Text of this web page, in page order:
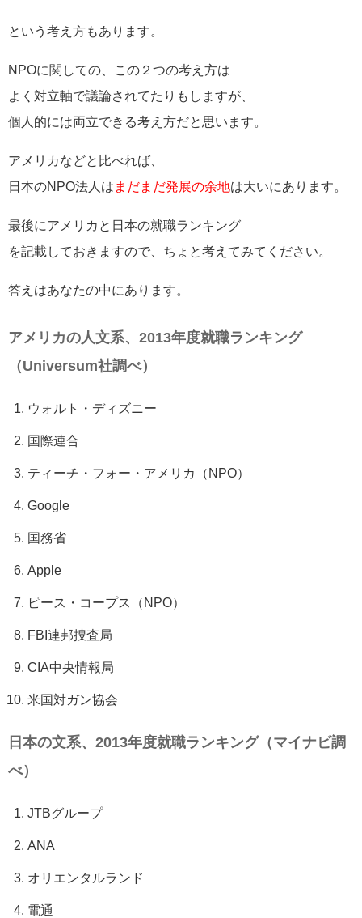
という考え方もあります。
NPOに関しての、この２つの考え方は
よく対立軸で議論されてたりもしますが、
個人的には両立できる考え方だと思います。
アメリカなどと比べれば、
日本のNPO法人は まだまだ発展の余地は大いにあります。
最後にアメリカと日本の就職ランキング
を記載しておきますので、ちょと考えてみてください。
答えはあなたの中にあります。
アメリカの人文系、2013年度就職ランキング
（Universum社調べ）
ウォルト・ディズニー
国際連合
ティーチ・フォー・アメリカ（NPO）
Google
国務省
Apple
ピース・コープス（NPO）
FBI連邦捜査局
CIA中央情報局
米国対ガン協会
日本の文系、2013年度就職ランキング（マイナビ調
べ）
JTBグループ
ANA
オリエンタルランド
電通